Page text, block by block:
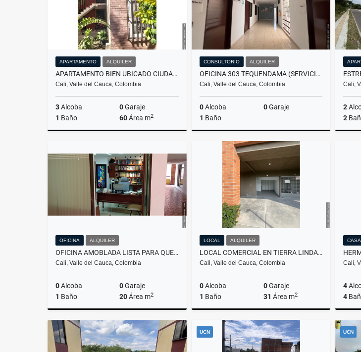
APARTAMENTO ALQUILER
APARTAMENTO BIEN UBICADO CIUDAD 2000 PISO 5 S/A
Cali, Valle del Cauca, Colombia
3Alcoba 0Garaje
1 Baño 60Área m2
$890.000
CONSULTORIO ALQUILER
OFICINA 303 TEQUENDAMA (SERVICIOS INCLUIDOS E INTERNET)
Cali, Valle del Cauca, Colombia
0Alcoba 0Garaje
1 Baño
Alquiler
Cali,
2
2
OFICINA ALQUILER
OFICINA AMOBLADA LISTA PARA QUE LA USES CENTRO EMPRESARIAL CAMPANARIO
Cali, Valle del Cauca, Colombia
0Alcoba 0Garaje
1 Baño 20Área m2
Alquiler
$1.800.000
LOCAL ALQUILER
LOCAL COMERCIAL EN TIERRA LINDA: ZONA DE PROYECCIÓN COMERCIAL
Cali, Valle del Cauca, Colombia
0Alcoba 0Garaje
1 Baño 31 Área m2
Alquiler
$1.990.000
CASA
Cali,
4
4
UCN UCN